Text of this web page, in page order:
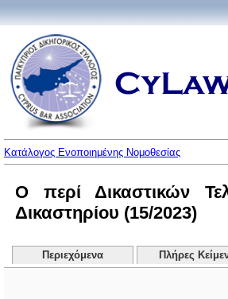
Κατάλογος Ενοποιημένης Νομοθεσίας
Ο περί Δικαστικών
Δικαστηρίου (15/2023)
Περιεχόμενα Πλήρες